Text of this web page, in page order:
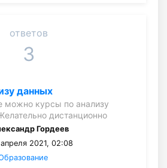
ответов
3
данных
можно курсы по анализу
дистанционно
Гордеев
2021, 02:08